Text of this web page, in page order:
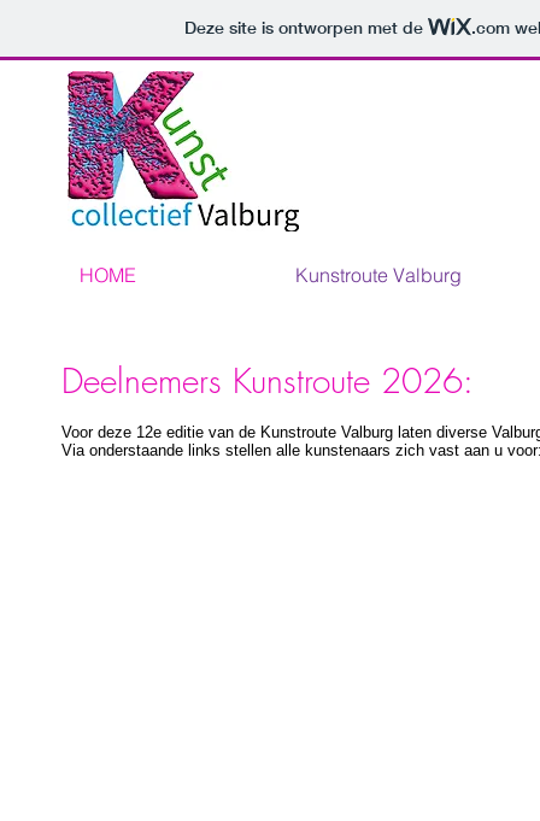
Deze site is ontworpen met de .com
HOME Kunstroute Valburg
Deelnemers Kunstroute 2026:
Voor deze 12e editie van de Kunstroute Valburg laten diverse
Via onderstaande links stellen alle kunstenaars zich vast aan u